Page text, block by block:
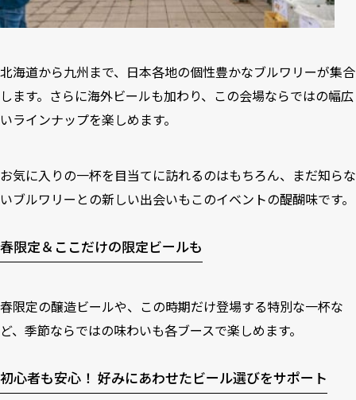
北海道から九州まで、日本各地の個性豊かなブルワリーが集合
します。さらに海外ビールも加わり、この会場ならではの幅広
いラインナップを楽しめます。
お気に入りの一杯を目当てに訪れるのはもちろん、まだ知らな
いブルワリーとの新しい出会いもこのイベントの醍醐味です。
春限定＆ここだけの限定ビールも
春限定の醸造ビールや、この時期だけ登場する特別な一杯な
ど、季節ならではの味わいも各ブースで楽しめます。
初心者も安心！ 好みにあわせたビール選びをサポート